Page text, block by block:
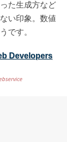
た生成方など
い印象。数値
です。
Developers